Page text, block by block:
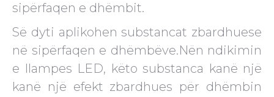
sipërfaqen e dhëmbit.
Së dyti aplikohen substancat zbardhuese
në sipërfaqen e dhëmbëve.Nën ndikimin
e llampes LED, këto substanca kanë një
kanë një efekt zbardhues për dhëmbin